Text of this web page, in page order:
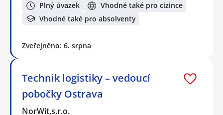
Plný úvazek
Vhodné také pro cizince
Vhodné také pro absolventy
Zveřejněno: 6. srpna
Technik logistiky – vedoucí
pobočky Ostrava
NorWit,s.r.o.